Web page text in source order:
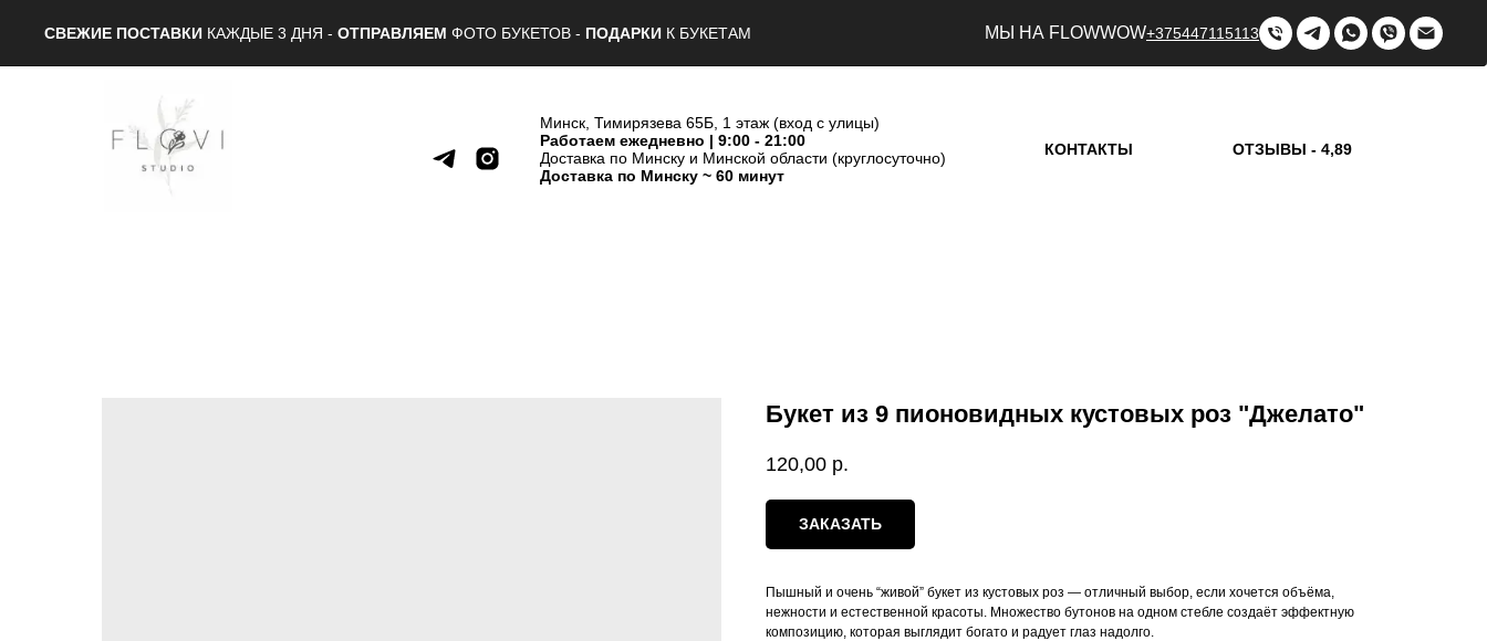
СВЕЖИЕ ПОСТАВКИ КАЖДЫЕ 3 ДНЯ - ОТПРАВЛЯЕМ ФОТО БУКЕТОВ - ПОДАРКИ К БУКЕТАМ МЫ НА FLOWWOW+375447115113
Минск, Тимирязева 65Б, 1 этаж (вход с улицы)
Работаем ежедневно | 9:00 - 21:00
Доставка по Минску и Минской области (круглосуточно)
Доставка по Минску ~ 60 минут
КОНТАКТЫ ОТЗЫВЫ - 4,89
Букет из 9 пионовидных кустовых роз "Джелато"
120,00 р.
ЗАКАЗАТЬ
Пышный и очень “живой” букет из кустовых роз — отличный выбор, если хочется объёма,
нежности и естественной красоты. Множество бутонов на одном стебле создаёт эффектную
композицию, которая выглядит богато и радует глаз надолго.